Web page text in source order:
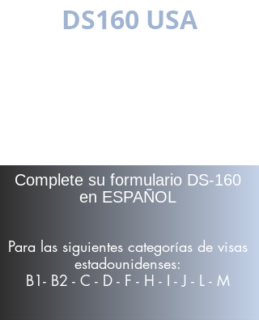
DS160 USA
Complete su formulario DS-160
en ESPAÑOL
Para las siguientes categorías de visas
estadounidenses:
B1- B2 - C - D - F - H - I - J - L - M